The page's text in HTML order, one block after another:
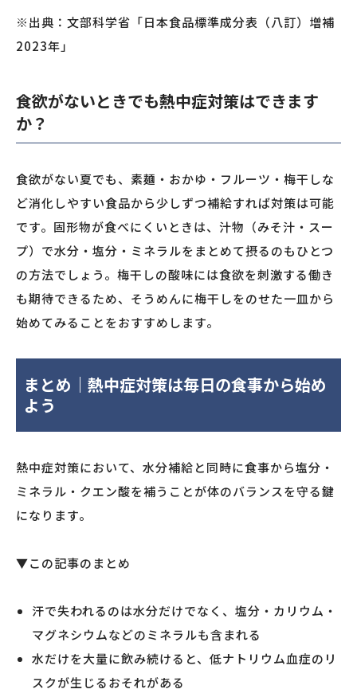
※出典：文部科学省「日本食品標準成分表（八訂）増補
2023年」
食欲がないときでも熱中症対策はできます
か？
食欲がない夏でも、素麺・おかゆ・フルーツ・梅干しな
ど消化しやすい食品から少しずつ補給すれば対策は可能
です。固形物が食べにくいときは、汁物（みそ汁・スー
プ）で水分・塩分・ミネラルをまとめて摂るのもひとつ
の方法でしょう。梅干しの酸味には食欲を刺激する働き
も期待できるため、そうめんに梅干しをのせた一皿から
始めてみることをおすすめします。
まとめ｜熱中症対策は毎日の食事から始め
よう
熱中症対策において、水分補給と同時に食事から塩分・
ミネラル・クエン酸を補うことが体のバランスを守る鍵
になります。
▼この記事のまとめ
汗で失われるのは水分だけでなく、塩分・カリウム・
マグネシウムなどのミネラルも含まれる
水だけを大量に飲み続けると、低ナトリウム血症のリ
スクが生じるおそれがある